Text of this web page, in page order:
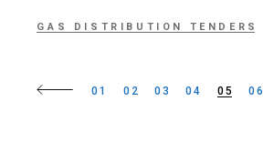
GAS DISTRIBUTION TENDERS
Paginazione
01 02 03 04 05 06